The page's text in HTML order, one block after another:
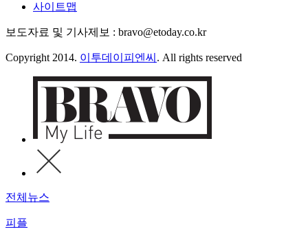
사이트맵
보도자료 및 기사제보 : bravo@etoday.co.kr
Copyright 2014. 이투데이피엔씨 . All rights reserved
전체뉴스
피플